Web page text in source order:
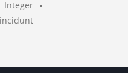
Integer